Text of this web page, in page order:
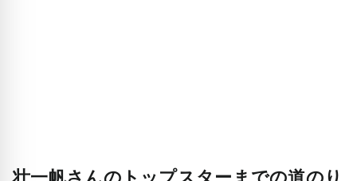
壮一帆さんのトップスターまでの道のり